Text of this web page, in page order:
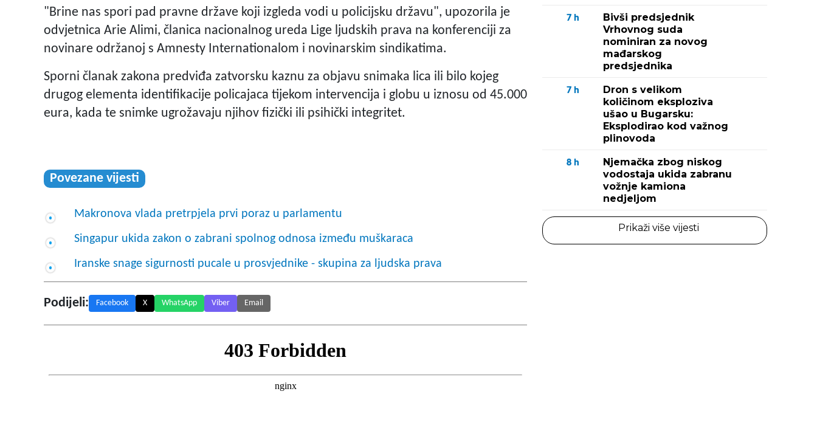
"Brine nas spori pad pravne države koji izgleda vodi u policijsku državu", upozorila je
odvjetnica Arie Alimi, članica nacionalnog ureda Lige ljudskih prava na konferenciji za
novinare održanoj s Amnesty Internationalom i novinarskim sindikatima.
Sporni članak zakona predviđa zatvorsku kaznu za objavu snimaka lica ili bilo kojeg
drugog elementa identifikacije policajaca tijekom intervencija i globu u iznosu od 45.000
eura, kada te snimke ugrožavaju njihov fizički ili psihički integritet.
Povezane vijesti
Makronova vlada pretrpjela prvi poraz u parlamentu
Singapur ukida zakon o zabrani spolnog odnosa između muškaraca
Iranske snage sigurnosti pucale u prosvjednike - skupina za ljudska prava
Podijeli: Facebook X WhatsApp Viber Email
7 h
Bivši predsjednik
Vrhovnog suda
nominiran za novog
mađarskog
predsjednika
7 h
Dron s velikom
količinom eksploziva
ušao u Bugarsku:
Eksplodirao kod važnog
plinovoda
8 h
Njemačka zbog niskog
vodostaja ukida zabranu
vožnje kamiona
nedjeljom
Prikaži više vijesti